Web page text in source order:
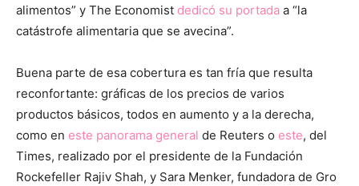
alimentos” y The Economist dedicó su portada a “la
catástrofe alimentaria que se avecina”.
Buena parte de esa cobertura es tan fría que resulta
reconfortante: gráficas de los precios de varios
productos básicos, todos en aumento y a la derecha,
como en este panorama general de Reuters o este, del
Times, realizado por el presidente de la Fundación
Rockefeller Rajiv Shah, y Sara Menker, fundadora de Gro